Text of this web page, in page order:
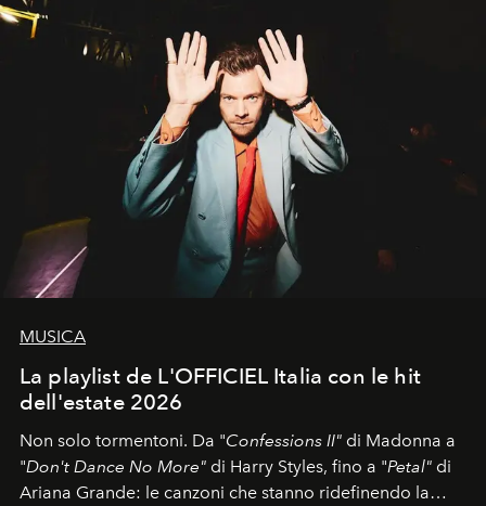
MUSICA
La playlist de L'OFFICIEL Italia con le hit
dell'estate 2026
Non solo tormentoni. Da "Confessions II" di Madonna a
"Don't Dance No More" di Harry Styles, fino a "Petal" di
Ariana Grande: le canzoni che stanno ridefinendo la